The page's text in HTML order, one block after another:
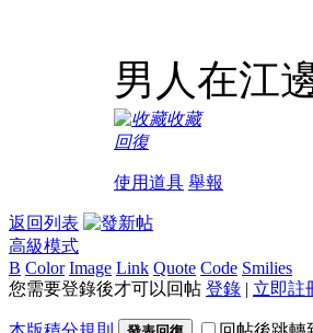
男人在江
收藏
回復
使用道具 舉報
返回列表
高級模式
B Color Image Link Quote Code Smilies
您需要登錄後才可以回帖 登錄 | 立即註